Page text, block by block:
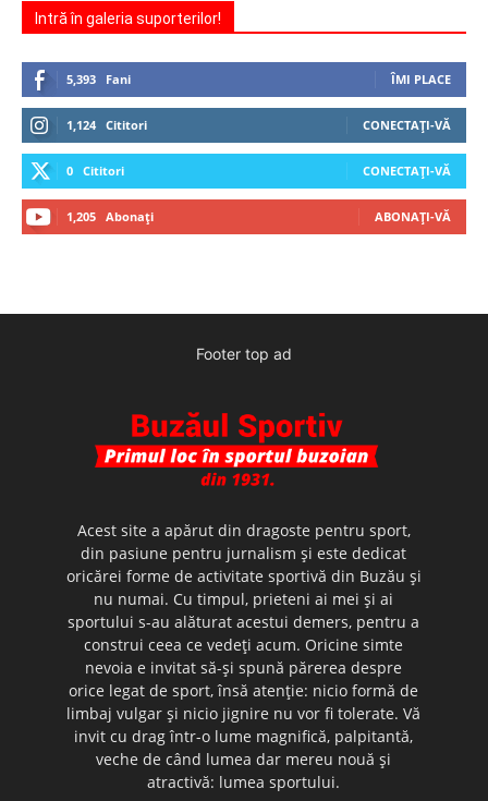
Intră în galeria suporterilor!
5,393 Fani ÎMI PLACE
1,124 Cititori CONECTAȚI-VĂ
0 Cititori CONECTAȚI-VĂ
1,205 Abonați ABONAȚI-VĂ
Footer top ad
Acest site a apărut din dragoste pentru sport,
din pasiune pentru jurnalism şi este dedicat
oricărei forme de activitate sportivă din Buzău şi
nu numai. Cu timpul, prieteni ai mei şi ai
sportului s-au alăturat acestui demers, pentru a
construi ceea ce vedeţi acum. Oricine simte
nevoia e invitat să-şi spună părerea despre
orice legat de sport, însă atenţie: nicio formă de
limbaj vulgar şi nicio jignire nu vor fi tolerate. Vă
invit cu drag într-o lume magnifică, palpitantă,
veche de când lumea dar mereu nouă şi
atractivă: lumea sportului.